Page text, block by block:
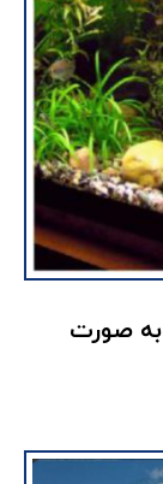
صورت